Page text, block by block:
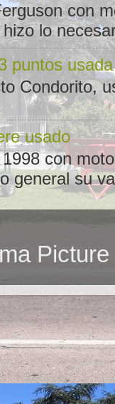
con
lo
puntos usada
Condorito,
usado
con
general su